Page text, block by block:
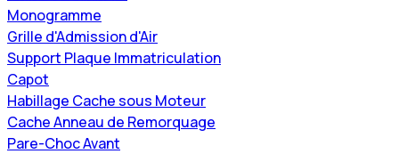
Monogramme
Grille d'Admission d'Air
Support Plaque Immatriculation
Capot
Habillage Cache sous Moteur
Cache Anneau de Remorquage
Pare-Choc Avant